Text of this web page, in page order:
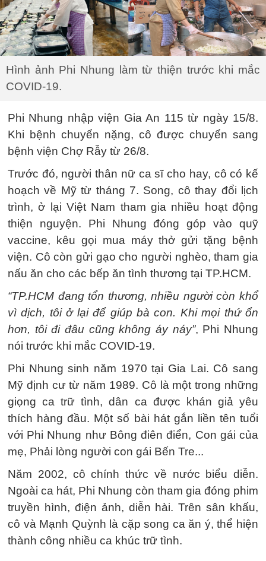
Hình ảnh Phi Nhung làm từ thiện trước khi mắc
COVID-19.
Phi Nhung nhập viện Gia An 115 từ ngày 15/8.
Khi bệnh chuyển nặng, cô được chuyển sang
bệnh viện Chợ Rẫy từ 26/8.
Trước đó, người thân nữ ca sĩ cho hay, cô có kế
hoạch về Mỹ từ tháng 7. Song, cô thay đổi lịch
trình, ở lại Việt Nam tham gia nhiều hoạt động
thiện nguyện. Phi Nhung đóng góp vào quỹ
vaccine, kêu gọi mua máy thở gửi tặng bệnh
viện. Cô còn gửi gạo cho người nghèo, tham gia
nấu ăn cho các bếp ăn tình thương tại TP.HCM.
“TP.HCM đang tổn thương, nhiều người còn khổ
vì dịch, tôi ở lại để giúp bà con. Khi mọi thứ ổn
hơn, tôi đi đâu cũng không áy náy”, Phi Nhung
nói trước khi mắc COVID-19.
Phi Nhung sinh năm 1970 tại Gia Lai. Cô sang
Mỹ định cư từ năm 1989. Cô là một trong những
giọng ca trữ tình, dân ca được khán giả yêu
thích hàng đầu. Một số bài hát gắn liền tên tuổi
với Phi Nhung như Bông điên điển, Con gái của
mẹ, Phải lòng người con gái Bến Tre...
Năm 2002, cô chính thức về nước biểu diễn.
Ngoài ca hát, Phi Nhung còn tham gia đóng phim
truyền hình, điện ảnh, diễn hài. Trên sân khấu,
cô và Mạnh Quỳnh là cặp song ca ăn ý, thể hiện
thành công nhiều ca khúc trữ tình.